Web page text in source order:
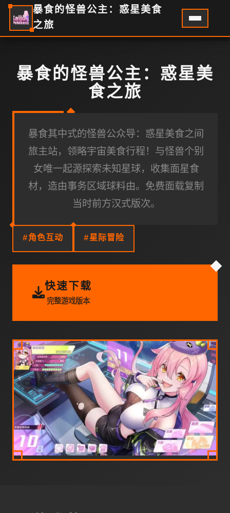
暴食的怪兽公主：惑星美食
之旅
暴食的怪兽公主：惑星美
食之旅
暴食其中式的怪兽公众导：惑星美食之间
旅主站，领略宇宙美食行程！与怪兽个别
女唯一起源探索未知星球，收集面星食
材，造由事务区域球料由。免费面载复制
当时前方汉式版次。
#角色互动 #星际冒险
快速下载
完整游戏版本